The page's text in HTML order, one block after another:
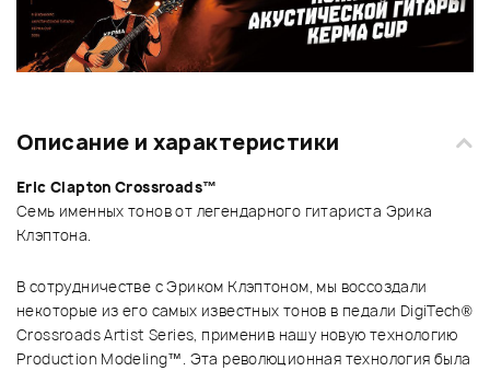
Описание и характеристики
Eric Clapton Crossroads™
Семь именных тонов от легендарного гитариста Эрика
Клэптона.
В сотрудничестве с Эриком Клэптоном, мы воссоздали
некоторые из его самых известных тонов в педали DigiTech®
Crossroads Artist Series, применив нашу новую технологию
Production Modeling™. Эта революционная технология была